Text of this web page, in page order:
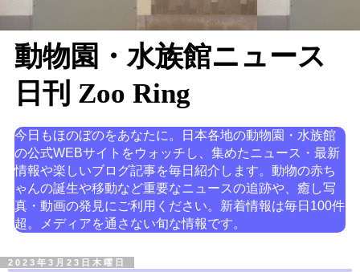
動物園・水族館ニュース
日刊 Zoo Ring
今日もほのぼのをあなたに。日本各地の動物園・水族館
の公式WEBサイトをウォッチし、集めたニュース・最新
情報や楽しいブログ記事を毎日紹介します。動物の赤ち
ゃんの誕生や移動など重要なニュースの追跡や、癒し写
真・動画の発見にご利用ください。新着情報は毎日100件
超。メディアを通さない旬な情報です。
2023年3月23日木曜日